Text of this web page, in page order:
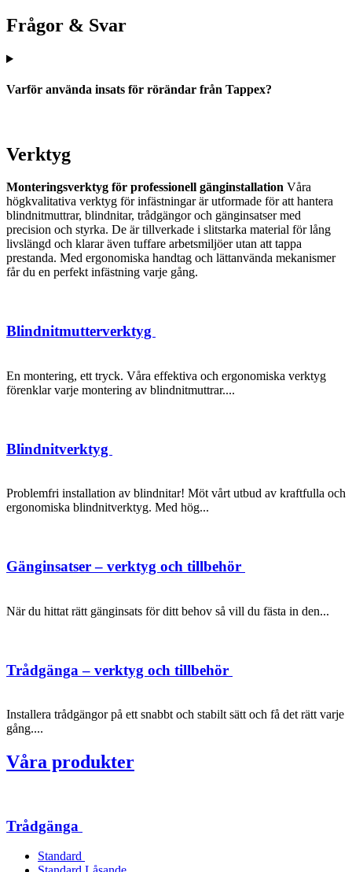
Frågor & Svar
Varför använda insats för rörändar från Tappex?
Verktyg
Monteringsverktyg för professionell gänginstallation Våra
högkvalitativa verktyg för infästningar är utformade för att hantera
blindnitmuttrar, blindnitar, trådgängor och gänginsatser med
precision och styrka. De är tillverkade i slitstarka material för lång
livslängd och klarar även tuffare arbetsmiljöer utan att tappa
prestanda. Med ergonomiska handtag och lättanvända mekanismer
får du en perfekt infästning varje gång.
Blindnitmutterverktyg
En montering, ett tryck. Våra effektiva och ergonomiska verktyg
förenklar varje montering av blindnitmuttrar....
Blindnitverktyg
Problemfri installation av blindnitar! Möt vårt utbud av kraftfulla och
ergonomiska blindnitverktyg. Med hög...
Gänginsatser – verktyg och tillbehör
När du hittat rätt gänginsats för ditt behov så vill du fästa in den...
Trådgänga – verktyg och tillbehör
Installera trådgängor på ett snabbt och stabilt sätt och få det rätt varje
gång....
Våra produkter
Trådgänga
Standard